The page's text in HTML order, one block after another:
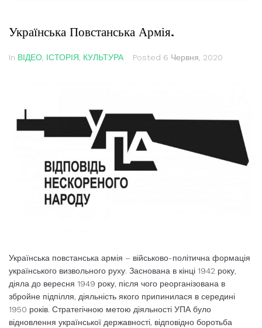
Українська Повстанська Армія.
In ВІДЕО, ІСТОРІЯ, КУЛЬТУРА Posted 6 Червня, 2020
Українська повстанська армія – військово-політична формація
українського визвольного руху. Заснована в кінці 1942 року,
діяла до вересня 1949 року, після чого реорганізована в
збройне підпілля, діяльність якого припинилася в середині
1950 років. Стратегічною метою діяльності УПА було
відновлення української державності, відповідно боротьба